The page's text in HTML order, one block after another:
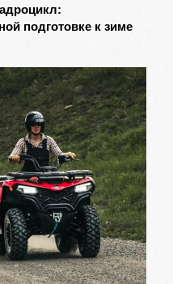
подготовке к зиме